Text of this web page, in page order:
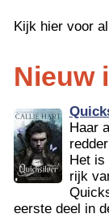
Kijk hier voor
Nieuw
Haar
Het
rijk
eerste deel in